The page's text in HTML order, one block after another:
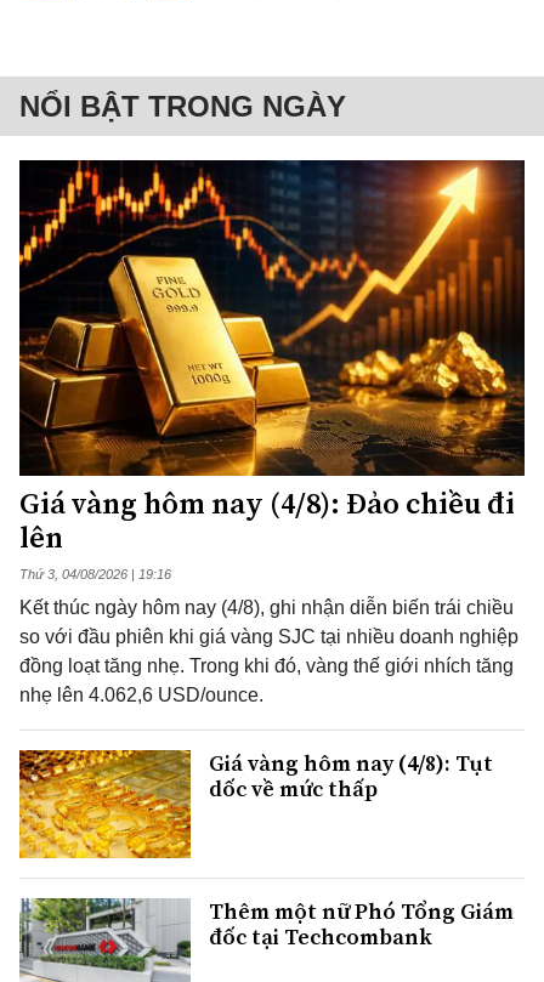
NỔI BẬT TRONG NGÀY
Giá vàng hôm nay (4/8): Đảo chiều đi
lên
Thứ 3, 04/08/2026 | 19:16
Kết thúc ngày hôm nay (4/8), ghi nhận diễn biến trái chiều
so với đầu phiên khi giá vàng SJC tại nhiều doanh nghiệp
đồng loạt tăng nhẹ. Trong khi đó, vàng thế giới nhích tăng
nhẹ lên 4.062,6 USD/ounce.
Giá vàng hôm nay (4/8): Tụt
dốc về mức thấp
Thêm một nữ Phó Tổng Giám
đốc tại Techcombank